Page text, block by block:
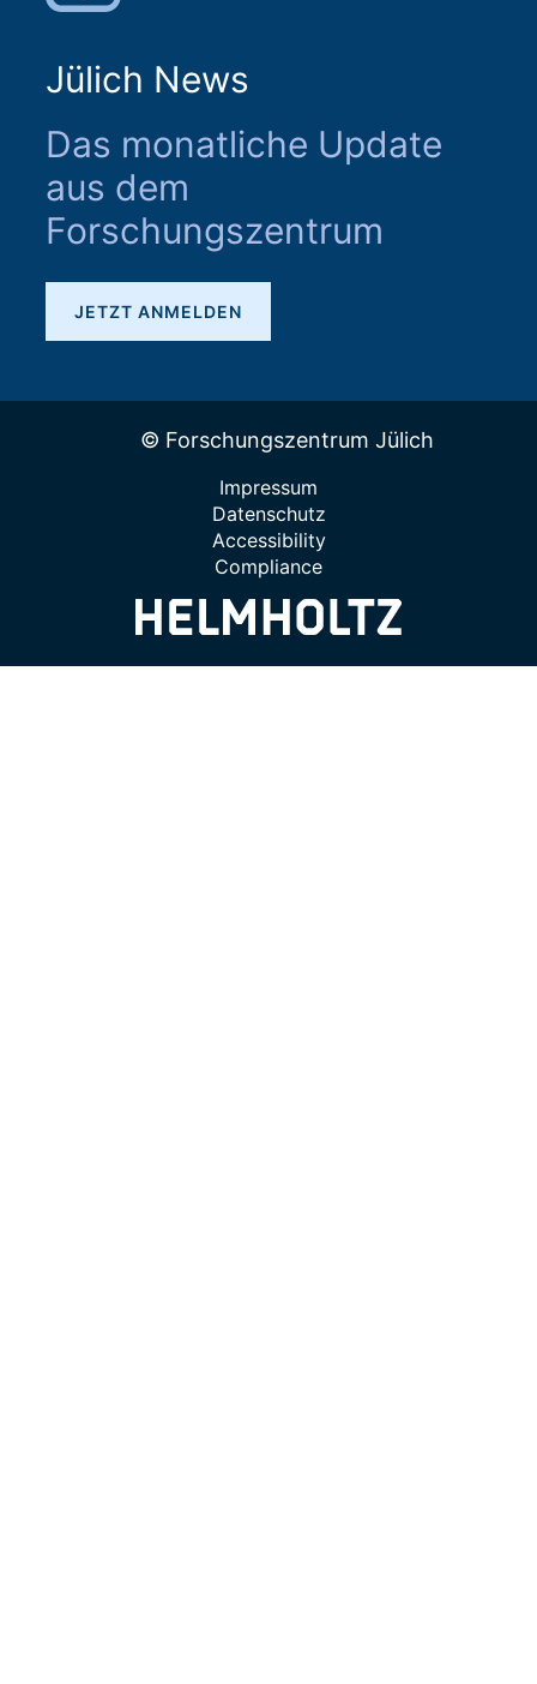
Jülich News
Das monatliche Update
aus dem
Forschungszentrum
JETZT ANMELDEN
© Forschungszentrum Jülich
Impressum
Datenschutz
Accessibility
Compliance